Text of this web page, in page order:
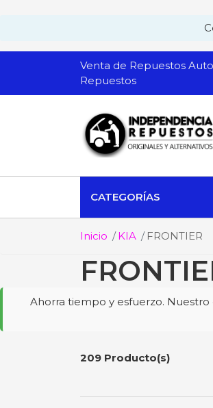
Venta de Repuestos
Repuestos
CATEGORÍAS
Inicio KIA FRONTIER
Ahorra tiempo y esfuerzo.
209 Producto(s)